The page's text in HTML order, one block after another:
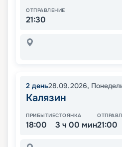
ОТПРАВЛЕНИЕ
21:30
2 день28.09.2026,
Калязин
ПРИБЫТИЕ
18:00
СТОЯНКА
3 ч 00 мин21:00